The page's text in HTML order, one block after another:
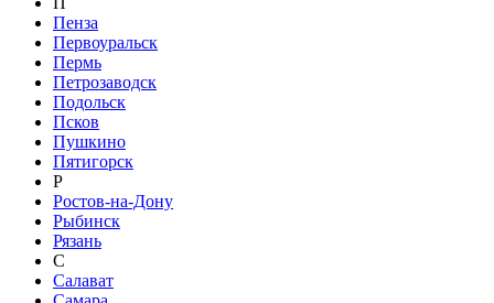
Пенза
Первоуральск
Пермь
Петрозаводск
Подольск
Псков
Пушкино
Пятигорск
Р
Ростов-на-Дону
Рыбинск
Рязань
С
Салават